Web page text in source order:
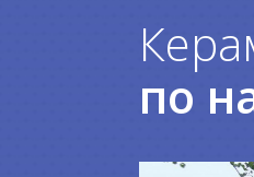
по